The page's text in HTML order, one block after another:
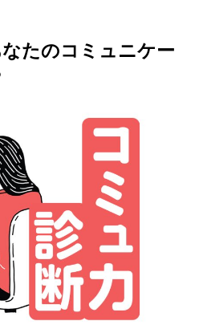
たのコミュニケー